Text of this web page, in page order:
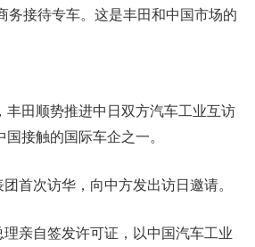
务接待专车。这是丰田和中国市场的
丰田顺势推进中日双方汽车工业互访
接触的国际车企之一。
首次访华，向中方发出访日邀请。
亲自签发许可证，以中国汽车工业